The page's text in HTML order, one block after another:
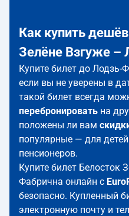
Как купить
Зелёне Взгуже –
Купите билет до
если вы не уверены в
такой билет всегда
перебронировать на
положены ли вам
популярные — для
пенсионеров.
Купите билет Белосток
Фабрична онлайн с
безопасно. Купленный
электронную почту и